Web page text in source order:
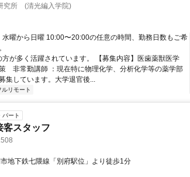
究所 (清光編入学院)
曜から日曜 10:00〜20:00の任意の時間、勤務日数もご希
が多く活躍されています。 【募集内容】医歯薬獣医学
非常勤講師 ：現在特に物理化学、分析化学等の薬学部
集しています。大学退官後...
ルリモート
パート
客スタッフ
地下鉄七隈線「別府駅位」より徒歩1分